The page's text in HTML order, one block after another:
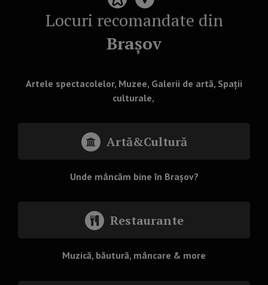
Locuri recomandate din
Brașov
Artele spectacolelor, Muzee, Galerii de artă, Spații
culturale,
Artă&Cultură
Unde mâncăm bine în Brașov?
Restaurante
Muzică, băutură, mâncare & more